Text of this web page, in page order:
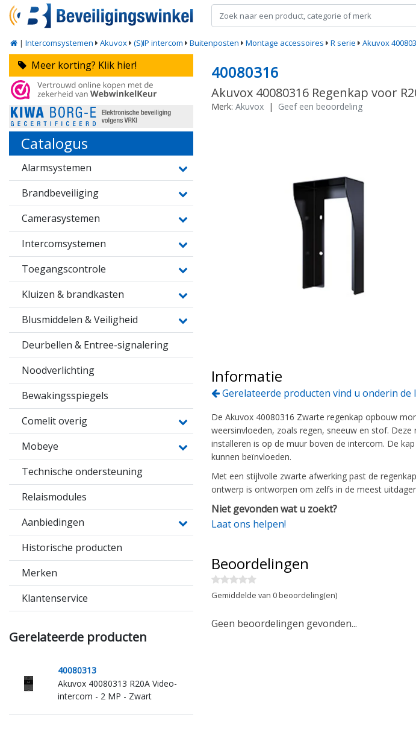
| Intercomsystemen Akuvox (S)IP intercom Buitenposten Montage accessoires R serie Akuvox
Meer korting? Klik hier!
Catalogus
Alarmsystemen
Brandbeveiliging
Camerasystemen
Intercomsystemen
Toegangscontrole
Kluizen & brandkasten
Blusmiddelen & Veiligheid
Deurbellen & Entree-signalering
Noodverlichting
Bewakingsspiegels
Comelit overig
Mobeye
Technische ondersteuning
Relaismodules
Aanbiedingen
Historische producten
Merken
Klantenservice
Gerelateerde producten
40080313
Akuvox 40080313 R20A Video-
intercom - 2 MP - Zwart
40080316
Akuvox 40080316 Regenkap voor
Merk: Akuvox | Geef een beoordeling
Informatie
Gerelateerde producten vind u onderin de
De Akuvox 40080316 Zwarte regenkap opbouw
weersinvloeden, zoals regen, sneeuw en stof.
installeren is op de muur boven de intercom. De
kunnen beïnvloeden.
Met een stijlvolle zwarte afwerking past de
ontwerp is ontworpen om zelfs in de meest
Niet gevonden wat u zoekt?
Laat ons helpen!
Beoordelingen
Gemiddelde van 0 beoordeling(en)
Geen beoordelingen gevonden...